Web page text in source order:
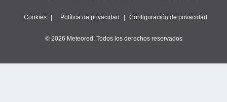
Cookies Política de privacidad Configuración de privacidad
© 2026 Meteored. Todos los derechos reservados